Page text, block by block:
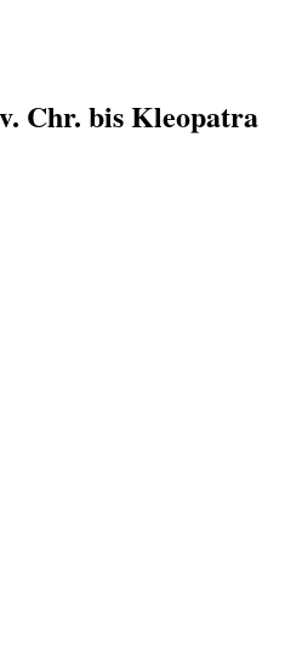
Chr. bis Kleopatra